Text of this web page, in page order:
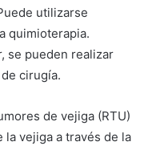
utilizarse
quimioterapia.
se pueden realizar
cirugía.
de vejiga (RTU)
vejiga a través de la